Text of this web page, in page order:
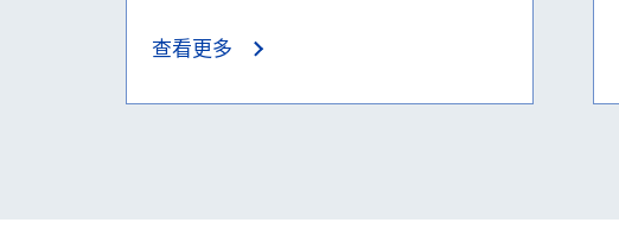
查看更多